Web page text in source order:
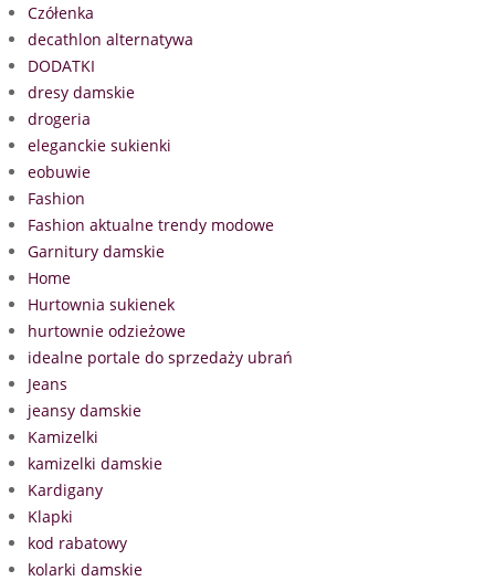
Czółenka
decathlon alternatywa
DODATKI
dresy damskie
drogeria
eleganckie sukienki
eobuwie
Fashion
Fashion aktualne trendy modowe
Garnitury damskie
Home
Hurtownia sukienek
hurtownie odzieżowe
idealne portale do sprzedaży ubrań
Jeans
jeansy damskie
Kamizelki
kamizelki damskie
Kardigany
Klapki
kod rabatowy
kolarki damskie